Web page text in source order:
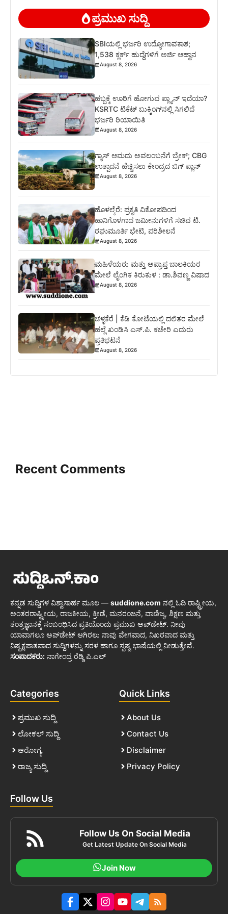
ಪ್ರಮುಖ ಸುದ್ದಿ
SBIಯಲ್ಲಿ ಭರ್ಜರಿ ಉದ್ಯೋಗಾವಕಾಶ;
1,538 ಕ್ಲರ್ಕ್ ಹುದ್ದೆಗಳಿಗೆ ಅರ್ಜಿ ಆಹ್ವಾನ
August 8, 2026
ಹಬ್ಬಕ್ಕೆ ಊರಿಗೆ ಹೋಗುವ ಪ್ಲ್ಯಾನ್ ಇದೆಯಾ?
KSRTC ಟಿಕೆಟ್ ಬುಕ್ಕಿಂಗ್‌ನಲ್ಲಿ ಸಿಗಲಿದೆ
ಭರ್ಜರಿ ರಿಯಾಯಿತಿ
August 8, 2026
ಗ್ಯಾಸ್ ಆಮದು ಅವಲಂಬನೆಗೆ ಬ್ರೇಕ್; CBG
ಉತ್ಪಾದನೆ ಹೆಚ್ಚಿಸಲು ಕೇಂದ್ರದ ಬಿಗ್ ಪ್ಲಾನ್
August 8, 2026
ಹೊಳಲ್ಕೆರೆ: ಪ್ರಕೃತಿ ವಿಕೋಪದಿಂದ
ಹಾನಿಗೊಳಗಾದ ಜಮೀನುಗಳಿಗೆ ಸಚಿವ ಟಿ.
ರಘುಮೂರ್ತಿ ಭೇಟಿ, ಪರಿಶೀಲನೆ
August 8, 2026
ಮಹಿಳೆಯರು ಮತ್ತು ಅಪ್ರಾಪ್ತ ಬಾಲಕಿಯರ
ಮೇಲೆ ಲೈಂಗಿಕ ಕಿರುಕುಳ : ಡಾ.ಶಿವಣ್ಣ ವಿಷಾದ
August 8, 2026
ಚಳ್ಳಕೆರೆ | ಕೆಡಿ ಕೋಟೆಯಲ್ಲಿ ದಲಿತರ ಮೇಲೆ
ಹಲ್ಲೆ ಖಂಡಿಸಿ ಎಸ್.ಪಿ. ಕಚೇರಿ ಎದುರು
ಪ್ರತಿಭಟನೆ
August 8, 2026
Recent Comments
ಕನ್ನಡ ಸುದ್ದಿಗಳ ವಿಶ್ವಾಸಾರ್ಹ ಮೂಲ — suddione.com ನಲ್ಲಿ ಓದಿ ರಾಷ್ಟ್ರೀಯ,
ಅಂತರರಾಷ್ಟ್ರೀಯ, ರಾಜಕೀಯ, ಕ್ರೀಡೆ, ಮನರಂಜನೆ, ವಾಣಿಜ್ಯ, ಶಿಕ್ಷಣ ಮತ್ತು
ತಂತ್ರಜ್ಞಾನಕ್ಕೆ ಸಂಬಂಧಿಸಿದ ಪ್ರತಿಯೊಂದು ಪ್ರಮುಖ ಅಪ್‌ಡೇಟ್. ನೀವು
ಯಾವಾಗಲೂ ಅಪ್‌ಡೇಟ್ ಆಗಿರಲು ನಾವು ವೇಗವಾದ, ನಿಖರವಾದ ಮತ್ತು
ನಿಷ್ಪಕ್ಷಪಾತವಾದ ಸುದ್ದಿಗಳನ್ನು ಸರಳ ಹಾಗೂ ಸ್ಪಷ್ಟ ಭಾಷೆಯಲ್ಲಿ ನೀಡುತ್ತೇವೆ.
ಸಂಪಾದಕರು: ನಾಗೇಂದ್ರ ರೆಡ್ಡಿ ಪಿ.ಎಲ್
Categories
ಪ್ರಮುಖ ಸುದ್ದಿ
ಲೋಕಲ್ ಸುದ್ದಿ
ಆರೋಗ್ಯ
ರಾಜ್ಯ ಸುದ್ದಿ
Quick Links
About Us
Contact Us
Disclaimer
Privacy Policy
Follow Us
Follow Us On Social Media
Get Latest Update On Social Media
Join Now